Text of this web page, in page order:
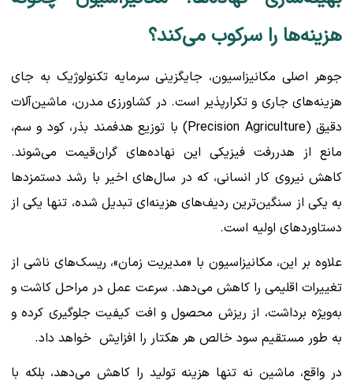
هزینه‌ها را سرکوب می‌کند؟
جوهر اصلی مکانیزاسیون، جایگزینی سرمایه تکنولوژیک به جای
هزینه‌های جاری و تکرارپذیر است. در کشاورزی مدرن، ماشین‌آلات
دقیق (Precision Agriculture) با توزیع هدفمند بذر، کود و سم،
مانع از هدررفت فیزیکی این نهاده‌های گران‌قیمت می‌شوند.
کاهش نیروی کار انسانی، که در سال‌های اخیر با رشد دستمزدها
به یکی از سنگین‌ترین ردیف‌های هزینه‌ای تبدیل شده، تنها یکی از
دستاوردهای اولیه است.
علاوه بر این، مکانیزاسیون با «مدیریت زمان»، ریسک‌های ناشی از
تغییرات اقلیمی را کاهش می‌دهد. سرعت عمل در مراحل کاشت و
به‌ویژه برداشت، از ریزش محصول و افت کیفیت جلوگیری کرده و
به طور مستقیم سود خالص هر هکتار را افزایش خواهد داد.
در واقع، ماشین نه تنها هزینه تولید را کاهش می‌دهد، بلکه با